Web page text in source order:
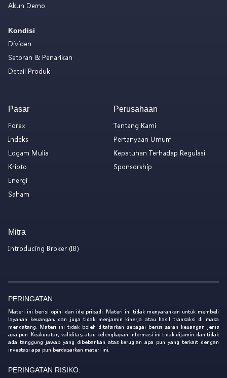
Akun Demo
Kondisi
Dividen
Setoran & Penarikan
Detail Produk
Pasar
Forex
Indeks
Logam Mulia
Kripto
Energi
Saham
Perusahaan
Tentang Kami
Pertanyaan Umum
Kepatuhan Terhadap Regulasi
Sponsorship
Mitra
Introducing Broker (IB)
PERINGATAN :
Materi ini berisi opini dan ide pribadi. Materi ini tidak menyarankan untuk membeli
layanan keuangan, dan juga tidak menjamin kinerja atau hasil transaksi di masa
mendatang. Materi ini tidak boleh ditafsirkan sebagai berisi saran keuangan jenis
apa pun. Keakuratan, validitas, atau kelengkapan informasi ini tidak dijamin dan tidak
ada tanggung jawab yang dibebankan atas kerugian apa pun yang terkait dengan
investasi apa pun berdasarkan materi ini.
PERINGATAN RISIKO: